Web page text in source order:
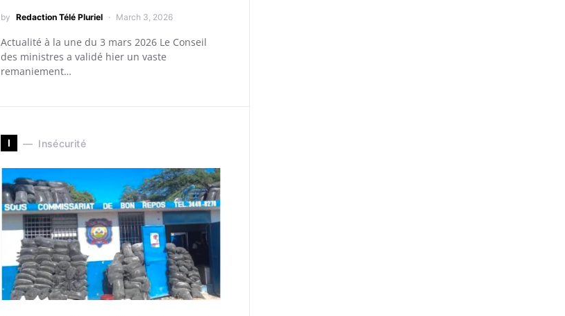
by Redaction Télé Pluriel March 3, 2026
Actualité à la une du 3 mars 2026 Le Conseil
des ministres a validé hier un vaste
remaniement…
I Insécurité